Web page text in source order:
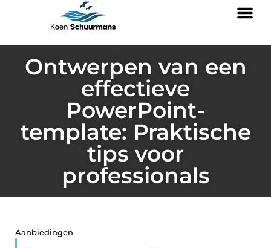
Ontwerpen van een
effectieve
PowerPoint-
template: Praktische
tips voor
professionals
Aanbiedingen